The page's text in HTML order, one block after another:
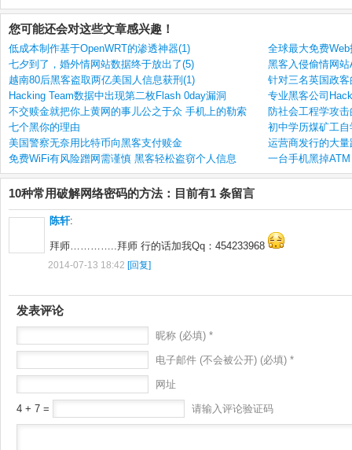
您可能还会对这些文章感兴趣！
低成本制作基于OpenWRT的渗透神器(1)
全球最大免费
七夕到了，婚外情网站数据终于放出了(5)
黑客入侵偷情网
越南80后黑客盗取两亿美国人信息获刑(1)
针对三名英国政
Hacking Team数据中出现第二枚Flash 0day漏洞
专业黑客公司
不交赎金就把你上黄网的事儿公之于众 手机上的勒索
防社会工程学攻
七个黑你的理由
初中学历煤矿工自
美国警察无奈用比特币向黑客支付赎金
运营商发行的大
免费WiFi有风险蹭网需谨慎 黑客轻松盗窃个人信息
一台手机黑掉
10种常用破解网络密码的方法：目前有1 条留言
陈轩:
拜师…………..拜师 行的话加我Qq：454233968
2014-07-13 18:42 [回复]
发表评论
昵称 (必填) *
电子邮件 (不会被公开) (必填) *
网址
4 + 7 = 请输入评论验证码